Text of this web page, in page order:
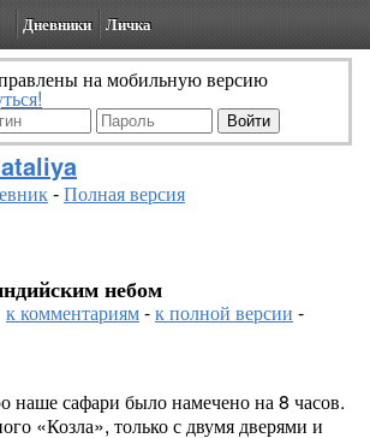
Дневники Личка
на мобильную версию
-Полная версия
небом
к комментариям-к полной версии -
наше сафари было намечено на 8 часов.
«Козла», только с двумя дверями и